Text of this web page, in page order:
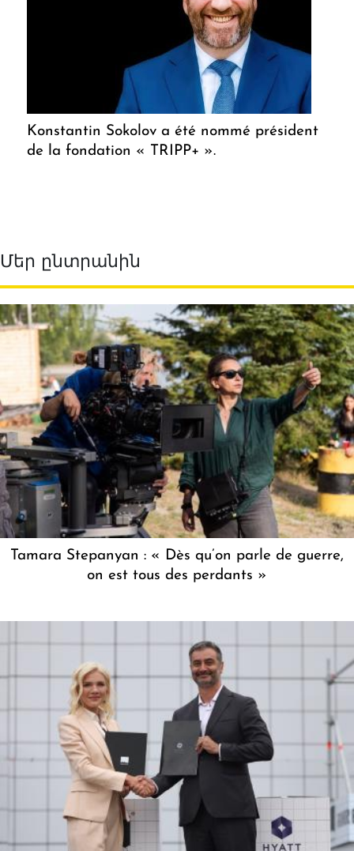
Konstantin Sokolov a été nommé président
de la fondation « TRIPP+ ».
Մեր ընտրանին
Tamara Stepanyan : « Dès qu’on parle de guerre,
on est tous des perdants »